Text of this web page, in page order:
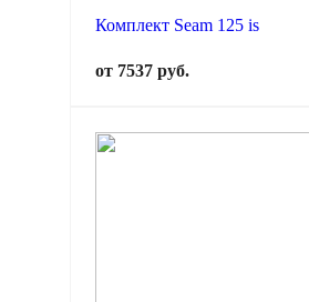
Комплект Seam 125 is
от 7537 руб.